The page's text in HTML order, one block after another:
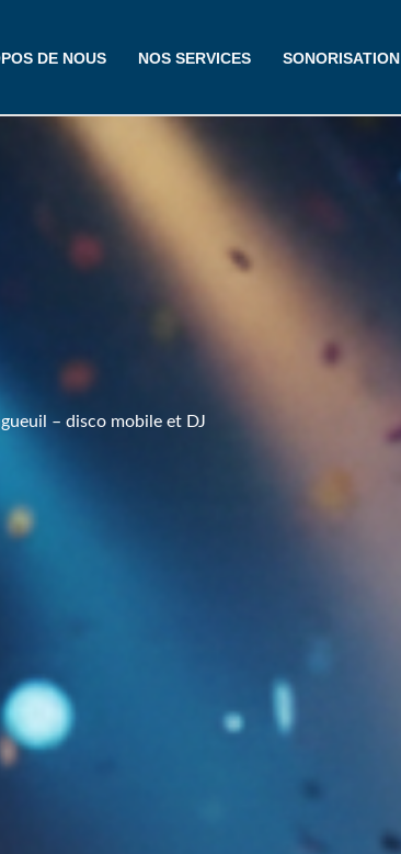
DE NOUS NOS SERVICES SONORISATION
– disco mobile et DJ